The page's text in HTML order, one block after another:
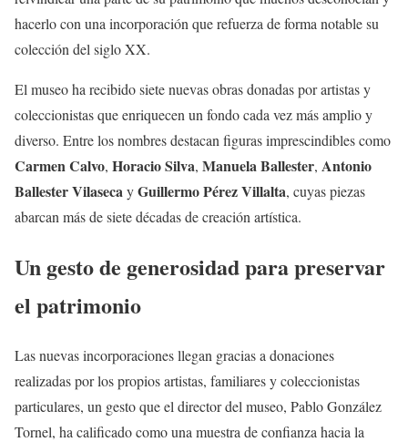
hacerlo con una incorporación que refuerza de forma notable su
colección del siglo XX.
El museo ha recibido siete nuevas obras donadas por artistas y
coleccionistas que enriquecen un fondo cada vez más amplio y
diverso. Entre los nombres destacan figuras imprescindibles como
Carmen Calvo, Horacio Silva, Manuela Ballester, Antonio
Ballester VilasecayGuillermo Pérez Villalta, cuyas piezas
abarcan más de siete décadas de creación artística.
Un gesto de generosidad para preservar
el patrimonio
Las nuevas incorporaciones llegan gracias a donaciones
realizadas por los propios artistas, familiares y coleccionistas
particulares, un gesto que el director del museo, Pablo González
Tornel, ha calificado como una muestra de confianza hacia la